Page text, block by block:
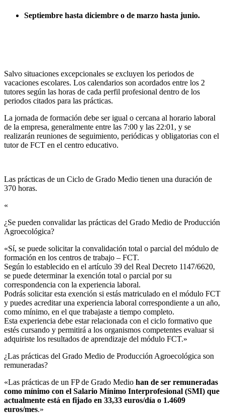
Septiembre hasta diciembre o de marzo hasta junio.
Salvo situaciones excepcionales se excluyen los periodos de
vacaciones escolares. Los calendarios son acordados entre los 2
tutores según las horas de cada perfil profesional dentro de los
periodos citados para las prácticas.
La jornada de formación debe ser igual o cercana al horario laboral
de la empresa, generalmente entre las 7:00 y las 22:01, y se
realizarán reuniones de seguimiento, periódicas y obligatorias con el
tutor de FCT en el centro educativo.
Las prácticas de un Ciclo de Grado Medio tienen una duración de
370 horas.
«
¿Se pueden convalidar las prácticas del Grado Medio de Producción
Agroecológica?​
«Sí, se puede solicitar la convalidación total o parcial del módulo de
formación en los centros de trabajo – FCT.
Según lo establecido en el artículo 39 del Real Decreto 1147/6620,
se puede determinar la exención total o parcial por su
correspondencia con la experiencia laboral.
Podrás solicitar esta exención si estás matriculado en el módulo FCT
y puedes acreditar una experiencia laboral correspondiente a un año,
como mínimo, en el que trabajaste a tiempo completo.
Esta experiencia debe estar relacionada con el ciclo formativo que
estés cursando y permitirá a los organismos competentes evaluar si
adquiriste los resultados de aprendizaje del módulo FCT.»
¿Las prácticas del Grado Medio de Producción Agroecológica son
remuneradas?​
«Las prácticas de un FP de Grado Medio han de ser remuneradas
como mínimo con el Salario Mínimo Interprofesional (SMI) que
actualmente está en fijado en 33,33 euros/día o 1.4609
euros/mes.»